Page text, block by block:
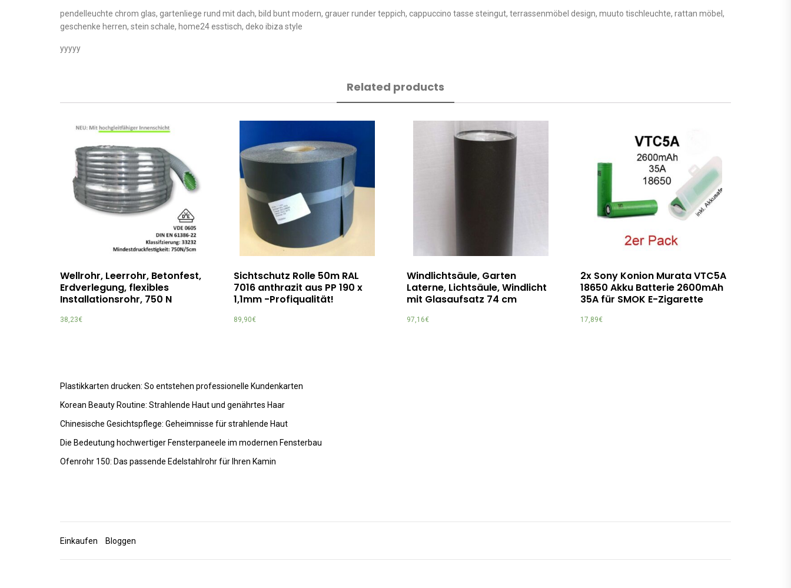
pendelleuchte chrom glas, gartenliege rund mit dach, bild bunt modern, grauer runder teppich, cappuccino tasse steingut, terrassenmöbel design, muuto tischleuchte, rattan möbel,
geschenke herren, stein schale, home24 esstisch, deko ibiza style
yyyyy
Related products
Wellrohr, Leerrohr, Betonfest,
Erdverlegung, flexibles
Installationsrohr, 750 N
38,23€
Sichtschutz Rolle 50m RAL
7016 anthrazit aus PP 190 x
1,1mm -Profiqualität!
89,90€
Windlichtsäule, Garten
Laterne, Lichtsäule, Windlicht
mit Glasaufsatz 74 cm
97,16€
2x Sony Konion Murata VTC5A
18650 Akku Batterie 2600mAh
35A für SMOK E-Zigarette
17,89€
Plastikkarten drucken: So entstehen professionelle Kundenkarten
Korean Beauty Routine: Strahlende Haut und genährtes Haar
Chinesische Gesichtspflege: Geheimnisse für strahlende Haut
Die Bedeutung hochwertiger Fensterpaneele im modernen Fensterbau
Ofenrohr 150: Das passende Edelstahlrohr für Ihren Kamin
Einkaufen Bloggen